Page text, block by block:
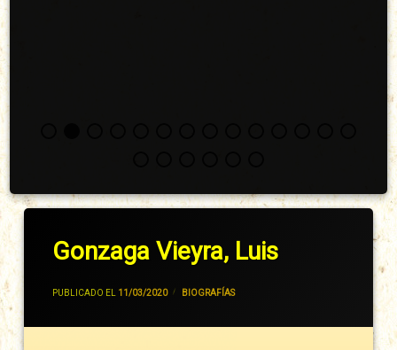
Gonzaga Vieyra, Luis
PUBLICADO EL 11/03/2020
JIVANCM
CATEGORÍAS:
BIOGRAFÍAS